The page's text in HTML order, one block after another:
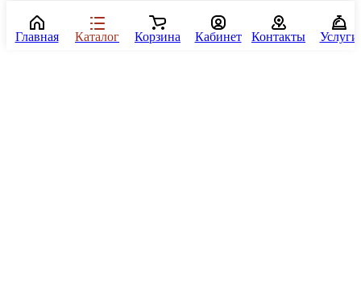
Главная Каталог Корзина Кабинет Контакты Услуги